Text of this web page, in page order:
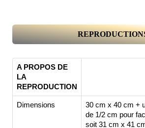
A PROPOS DE
LA
REPRODUCTION
Dimensions
30 cm x 40 cm +
de 1/2 cm pour
soit 31 cm x 41